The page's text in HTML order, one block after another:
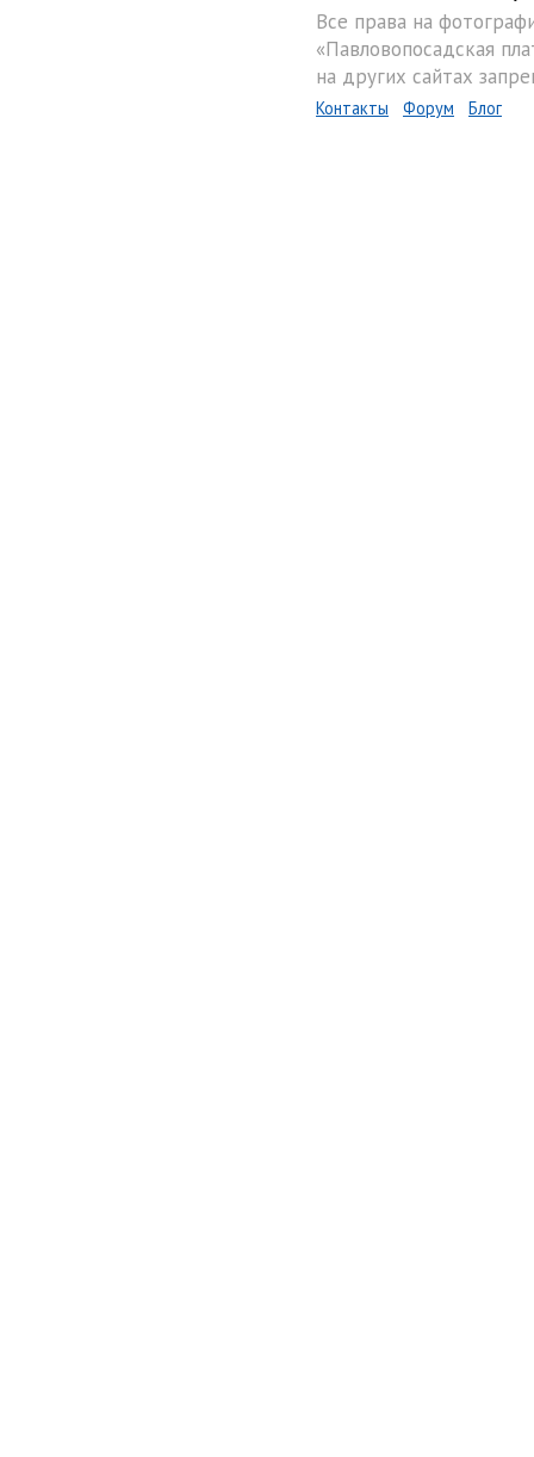
Все права на
«Павловопосадская
на других сайтах
Контакты Форум Блог